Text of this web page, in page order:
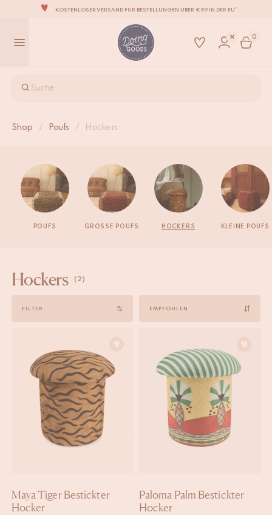
KOSTENLOSER VERSAND FÜR BESTELLUNGEN ÜBER €99 IN DER EU*
DIE LIEBENSWERTESTE WOHNACCESSOIRE-MARKE DER WELT
ZU 100% MIT LIEBE VON HAND GEFERTIGT
WIR VERPFLICHTEN UNS, DEINE ARTIKEL INNERHALB VON 1 BIS 2 WERKTAGEN ZU
0
Suche
Shop / Poufs / Hockers
POUFS GROSSE POUFS HOCKERS KLEINE POUFS
Hockers (2)
FILTER
Maya Tiger Bestickter
Hocker
Paloma Palm Bestickter
Hocker